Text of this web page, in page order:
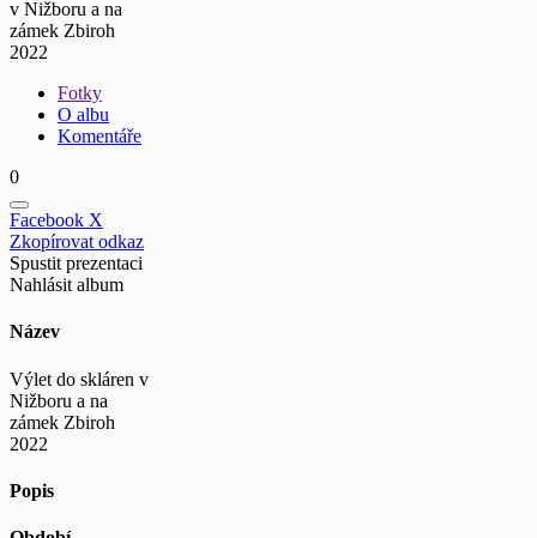
v Nižboru a na
zámek Zbiroh
2022
Fotky
O albu
Komentáře
0
Facebook X
Zkopírovat odkaz
Spustit prezentaci
Nahlásit album
Název
Výlet do skláren v
Nižboru a na
zámek Zbiroh
2022
Popis